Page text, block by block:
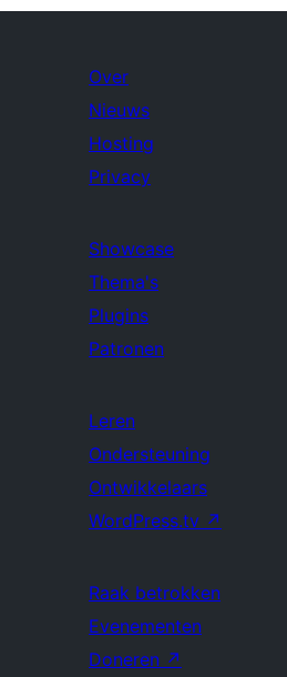
Over
Nieuws
Hosting
Privacy
Showcase
Thema's
Plugins
Patronen
Leren
Ondersteuning
Ontwikkelaars
WordPress.tv ↗
Raak betrokken
Evenementen
Doneren ↗